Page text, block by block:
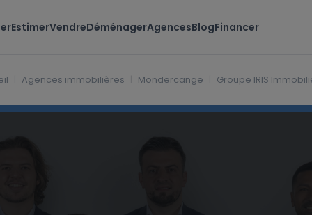
EstimerVendreDéménagerAgencesBlogFinancer
Agences immobilières Mondercange Groupe IRIS